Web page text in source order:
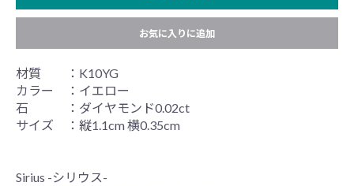
お気に入りに追加
材質 ：K10YG
カラー ：イエロー
石 ：ダイヤモンド0.02ct
サイズ ：縦1.1cm 横0.35cm
Sirius -シリウス-